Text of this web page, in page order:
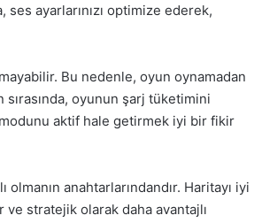
ayarlarınızı optimize ederek,
Bu nedenle, oyun oynamadan
oyunun şarj tüketimini
aktif hale getirmek iyi bir fikir
anahtarlarındandır. Haritayı iyi
stratejik olarak daha avantajlı